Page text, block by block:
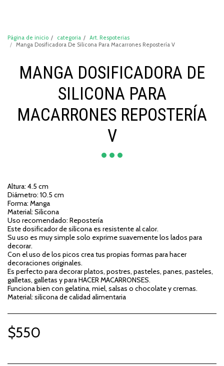
Página de inicio categoria
Art. Respoterias
Manga Dosificadora De Silicona Para Macarrones Repostería V
MANGA DOSIFICADORA DE
SILICONA PARA
MACARRONES REPOSTERÍA
V
Altura: 4.5 cm
Diámetro: 10.5 cm
Forma: Manga
Material: Silicona
Uso recomendado: Repostería
Este dosificador de silicona es resistente al calor.
Su uso es muy simple solo exprime suavemente los lados para
decorar.
Con el uso de los picos crea tus propias formas para hacer
decoraciones originales.
Es perfecto para decorar platos, postres, pasteles, panes, pasteles,
galletas, galletas y para HACER MACARRONSES.
Funciona bien con gelatina, miel, salsas o chocolate y cremas.
Material: silicona de calidad alimentaria
$550